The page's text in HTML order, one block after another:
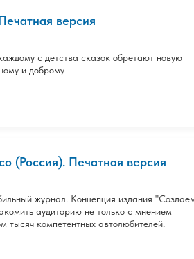
версия
с детства сказок обретают новую
и доброму
(Россия). Печатная версия
журнал. Концепция издания
аудиторию не только с мнением
тысяч компетентных автолюбителей.